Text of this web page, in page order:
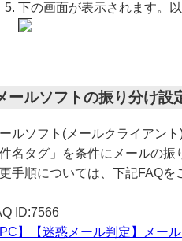
下の画面が表示されます。
ールソフトの振り分け設
ールソフト(メールクライアン
件名タグ」を条件にメールの
手順については、下記FAQを
ID:7566
PC】【迷惑メール判定】メー